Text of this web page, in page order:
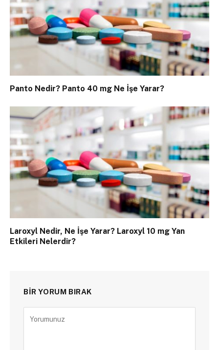
Panto Nedir? Panto 40 mg Ne İşe Yarar?
Laroxyl Nedir, Ne İşe Yarar? Laroxyl 10 mg Yan
Etkileri Nelerdir?
BIR YORUM BIRAK